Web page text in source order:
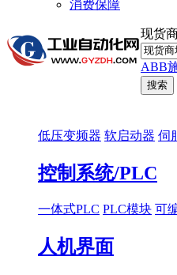
消费保障
现货
ABB
低压变频器 软启动器 伺
控制系统/PLC
一体式PLC PLC模块 可
人机界面